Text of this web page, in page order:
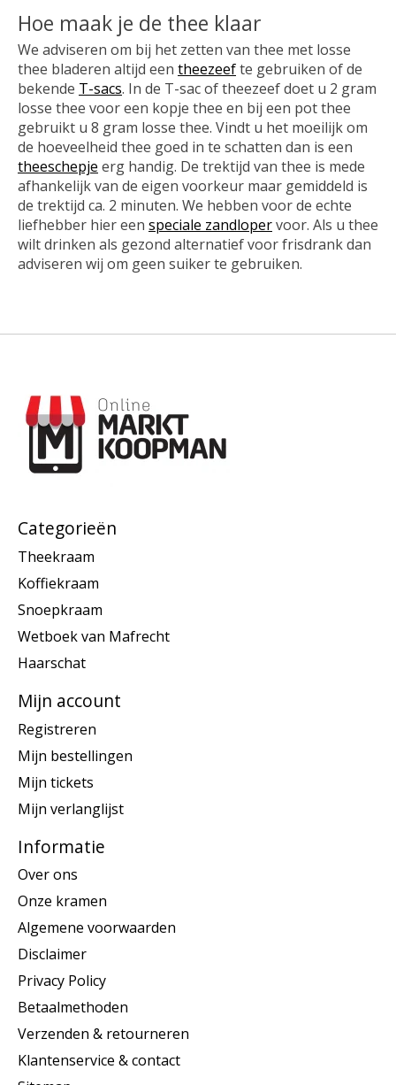
Hoe maak je de thee klaar
We adviseren om bij het zetten van thee met losse
thee bladeren altijd een theezeefte gebruiken of de
bekende T-sacs. In de T-sac of theezeef doet u 2 gram
losse thee voor een kopje thee en bij een pot thee
gebruikt u 8 gram losse thee. Vindt u het moeilijk om
de hoeveelheid thee goed in te schatten dan is een
theeschepje erg handig. De trektijd van thee is mede
afhankelijk van de eigen voorkeur maar gemiddeld is
de trektijd ca. 2 minuten. We hebben voor de echte
liefhebber hier een speciale zandlopervoor. Als u thee
wilt drinken als gezond alternatief voor frisdrank dan
adviseren wij om geen suiker te gebruiken.
Categorieën
Theekraam
Koffiekraam
Snoepkraam
Wetboek van Mafrecht
Haarschat
Mijn account
Registreren
Mijn bestellingen
Mijn tickets
Mijn verlanglijst
Informatie
Over ons
Onze kramen
Algemene voorwaarden
Disclaimer
Privacy Policy
Betaalmethoden
Verzenden & retourneren
Klantenservice & contact